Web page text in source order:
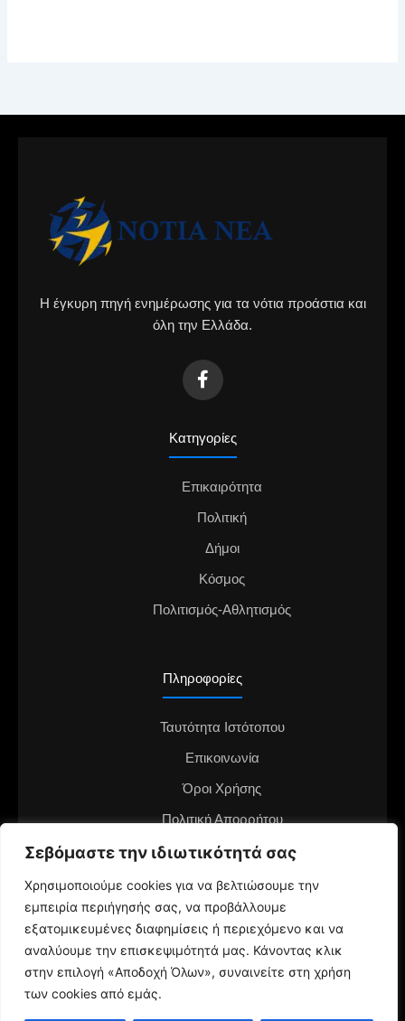
Σεβόμαστε την ιδιωτικότητά σας
Χρησιμοποιούμε cookies για να βελτιώσουμε την
εμπειρία περιήγησής σας, να προβάλλουμε
εξατομικευμένες διαφημίσεις ή περιεχόμενο και να
αναλύουμε την επισκεψιμότητά μας. Κάνοντας κλικ
στην επιλογή «Αποδοχή Όλων», συναινείτε στη χρήση
των cookies από εμάς.
Η έγκυρη πηγή ενημέρωσης για τα νότια προάστια και
όλη την Ελλάδα.
Κατηγορίες
Επικαιρότητα
Πολιτική
Δήμοι
Κόσμος
Πολιτισμός-Αθλητισμός
Πληροφορίες
Ταυτότητα Ιστότοπου
Επικοινωνία
Όροι Χρήσης
Πολιτική Απορρήτου
Διαφημιστείτε στο notianea.gr
Γίνε ο ανταποκριτής στην περιοχή σου
© 2024 NotiaNea.gr | Maintained by